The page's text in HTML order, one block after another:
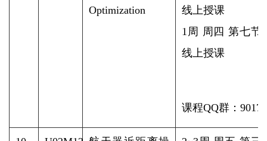
Optimization
线上授课
1周 周四 第七节
线上授课
课程QQ群：